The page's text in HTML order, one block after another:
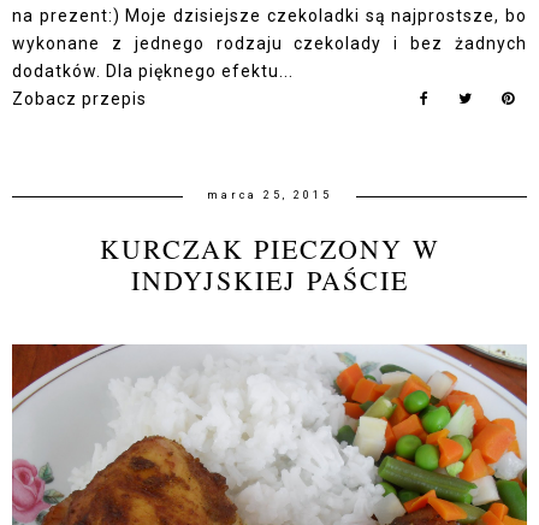
na prezent:) Moje dzisiejsze czekoladki są najprostsze, bo
wykonane z jednego rodzaju czekolady i bez żadnych
dodatków. Dla pięknego efektu...
Zobacz przepis
marca 25, 2015
KURCZAK PIECZONY W
INDYJSKIEJ PAŚCIE